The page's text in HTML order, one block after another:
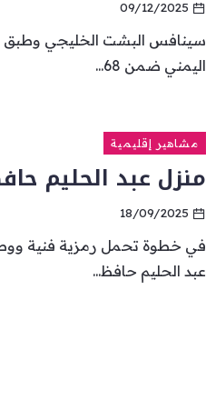
09/12/2025
سينافس البشت الخليجي
اليمني ضمن 68...
مشاهير إقليمية
منزل عبد الحليم
18/09/2025
في خطوة تحمل رمزية فنية
عبد الحليم حافظ...